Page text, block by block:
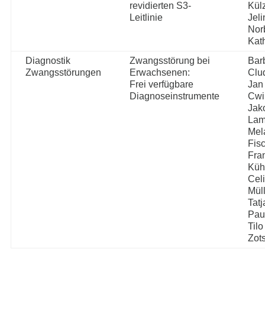
revidierten S3-
Leitlinie
Diagnostik
Zwangsstörungen
Zwangsstörung bei
Erwachsenen:
Frei verfügbare
Diagnoseinstrumente
Jan
Tilo